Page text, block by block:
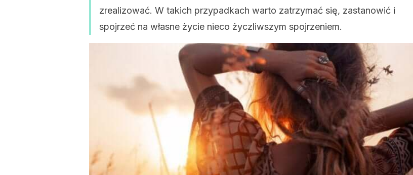
zrealizować. W takich przypadkach warto zatrzymać się, zastanowić i
spojrzeć na własne życie nieco życzliwszym spojrzeniem.